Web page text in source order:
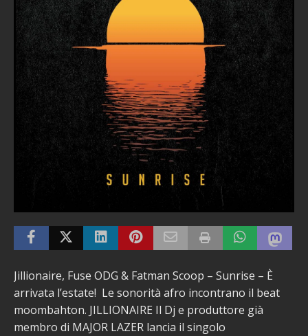
Jillionaire, Fuse ODG & Fatman Scoop – Sunrise – È
arrivata l’estate! Le sonorità afro incontrano il beat
moombahton. JILLIONAIRE Il Dj e produttore già
membro di MAJOR LAZER lancia il singolo